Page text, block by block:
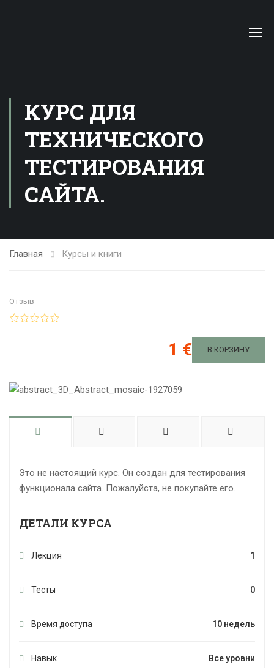
КУРС ДЛЯ
ТЕХНИЧЕСКОГО
ТЕСТИРОВАНИЯ
САЙТА.
Главная Курсы и книги
Отзыв
1 € В КОРЗИНУ
Это не настоящий курс. Он создан для тестирования
функционала сайта. Пожалуйста, не покупайте его.
ДЕТАЛИ КУРСА
Лекция 1
Тесты 0
Время доступа 10 недель
Навык Все уровни